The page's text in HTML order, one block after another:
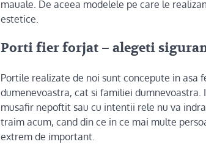
mauale. De aceea modelele pe care le
estetice.
Porti fier forjat – alegeti
Portile realizate de noi sunt concepute in
dumenevoastra, cat si familiei dumnevoastra.
musafir nepoftit sau cu intentii rele nu va
traim acum, cand din ce in ce mai multe
extrem de important.